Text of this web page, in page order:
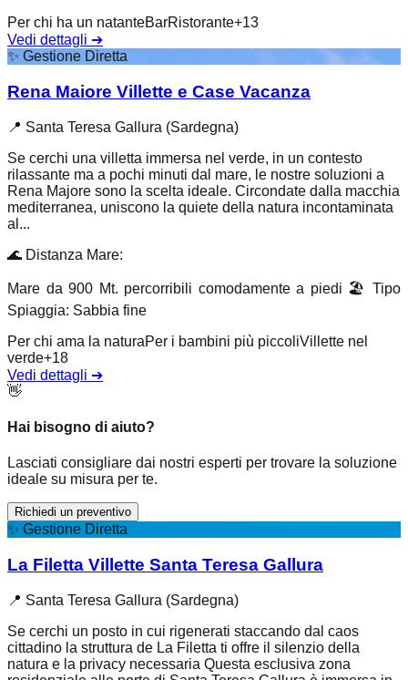
Per chi ha un natanteBarRistorante+13
Vedi dettagli ➔
✨ Gestione Diretta
Rena Maiore Villette e Case Vacanza
📍 Santa Teresa Gallura (Sardegna)
Se cerchi una villetta immersa nel verde, in un contesto
rilassante ma a pochi minuti dal mare, le nostre soluzioni a
Rena Majore sono la scelta ideale. Circondate dalla macchia
mediterranea, uniscono la quiete della natura incontaminata
al...
🌊 Distanza Mare:
Mare da 900 Mt. percorribili comodamente a piedi 🏖️ Tipo
Spiaggia: Sabbia fine
Per chi ama la naturaPer i bambini più piccoliVillette nel
verde+18
Vedi dettagli ➔
👋
Hai bisogno di aiuto?
Lasciati consigliare dai nostri esperti per trovare la soluzione
ideale su misura per te.
Richiedi un preventivo
✨ Gestione Diretta
La Filetta Villette Santa Teresa Gallura
📍 Santa Teresa Gallura (Sardegna)
Se cerchi un posto in cui rigenerati staccando dal caos
cittadino la struttura de La Filetta ti offre il silenzio della
natura e la privacy necessaria Questa esclusiva zona